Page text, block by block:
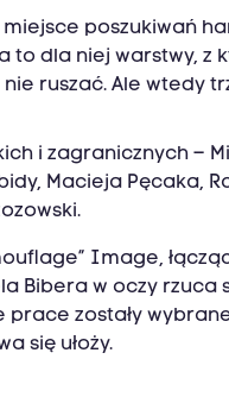
poszukiwań
to dla niej warstwy,
ruszać. Ale wtedy
i zagranicznych –
Macieja Pęcaka,
Image,
Bibera w oczy
zostały
się ułoży.